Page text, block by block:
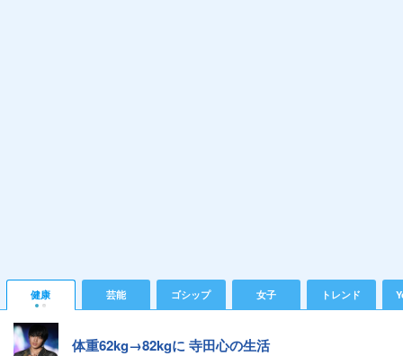
健康 芸能 ゴシップ 女子 トレンド
体重62kg→82kgに 寺田心の生活